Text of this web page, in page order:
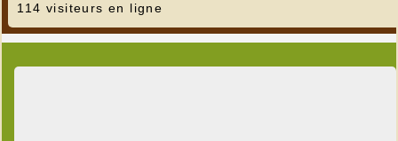
114 visiteurs en ligne